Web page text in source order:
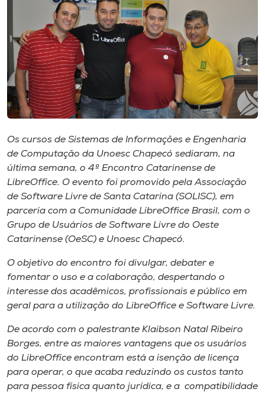
Biblioteca
Editora
Rádio
Museu
Unoesc
Store
o idioma
A+
A-
Os cursos de Sistemas de Informações e Engenharia
de Computação da Unoesc Chapecó sediaram, na
última semana, o 4º Encontro Catarinense de
LibreOffice. O evento foi promovido pela Associação
de Software Livre de Santa Catarina (SOLISC), em
parceria com a Comunidade LibreOffice Brasil, com o
Grupo de Usuários de Software Livre do Oeste
Catarinense (OeSC) e Unoesc Chapecó.
O objetivo do encontro foi divulgar, debater e
fomentar o uso e a colaboração, despertando o
interesse dos acadêmicos, profissionais e público em
geral para a utilização do LibreOffice e Software Livre.
De acordo com o palestrante Klaibson Natal Ribeiro
Borges, entre as maiores vantagens que os usuários
do LibreOffice encontram está a isenção de licença
para operar, o que acaba reduzindo os custos tanto
para pessoa física quanto jurídica, e a compatibilidade